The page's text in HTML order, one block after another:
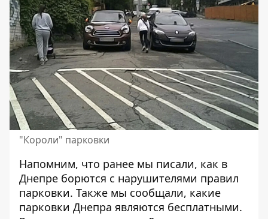
"Короли" парковки
Напомним, что ранее мы писали, как в
Днепре борются с нарушителями правил
парковки. Также мы сообщали, какие
парковки Днепра являются бесплатными.